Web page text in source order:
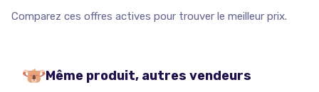
Comparez ces offres actives pour trouver le meilleur prix.
Même produit, autres vendeurs